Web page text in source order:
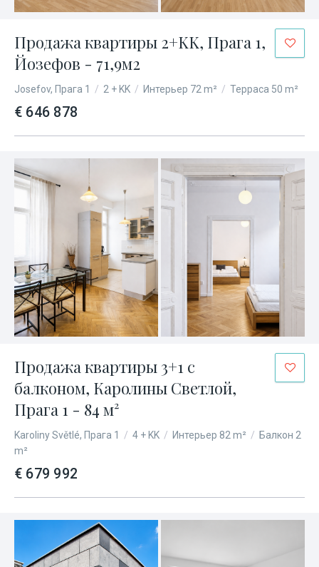
Продажа квартиры 2+KK, Прага 1,
Йозефов - 71,9м2
Josefov, Прага 1 / 2 + KK / Интерьер 72 m² / Терраса 50 m²
€ 646 878
Продажа квартиры 3+1 с
балконом, Каролины Светлой,
Прага 1 - 84 м²
Karoliny Světlé, Прага 1 / 4 + KK / Интерьер 82 m² / Балкон 2
m²
€ 679 992